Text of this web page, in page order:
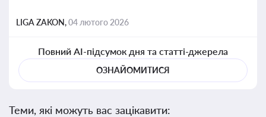
LIGA ZAKON,04 лютого 2026
Повний AI-підсумок дня та статті-джерела
ОЗНАЙОМИТИСЯ
Теми, які можуть вас зацікавити: